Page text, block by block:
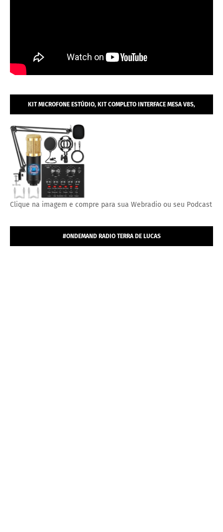
KIT MICROFONE ESTÚDIO, KIT COMPLETO INTERFACE MESA V8S,
MICROFONE ESTÚDIO PROFISSIONAL CONDENSADOR.
Clique na imagem e compre para sua Webradio ou seu Podcast
#ONDEMAND RADIO TERRA DE LUCAS